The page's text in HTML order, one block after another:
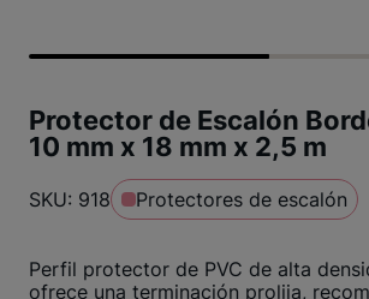
Protector de Escalón
10 mm x 18 mm x 2,5 m
SKU: 918 Protectores de escalón
Perfil protector de PVC de alta
ofrece una terminación prolija,